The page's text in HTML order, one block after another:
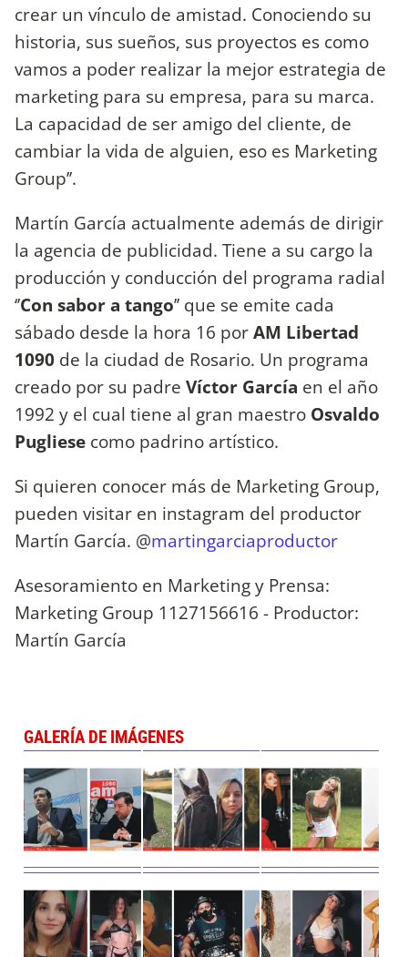
crear un vínculo de amistad. Conociendo su
historia, sus sueños, sus proyectos es como
vamos a poder realizar la mejor estrategia de
marketing para su empresa, para su marca.
La capacidad de ser amigo del cliente, de
cambiar la vida de alguien, eso es Marketing
Group’’.
Martín García actualmente además de dirigir
la agencia de publicidad. Tiene a su cargo la
producción y conducción del programa radial
‘’Con sabor a tango’’ que se emite cada
sábado desde la hora 16 porAM Libertad
1090 de la ciudad de Rosario. Un programa
creado por su padre Víctor García en el año
1992 y el cual tiene al gran maestro Osvaldo
Pugliese como padrino artístico.
Si quieren conocer más de Marketing Group,
pueden visitar en instagram del productor
Martín García. @martingarciaproductor
Asesoramiento en Marketing y Prensa:
Marketing Group 1127156616 - Productor:
Martín García
GALERÍA DE IMÁGENES